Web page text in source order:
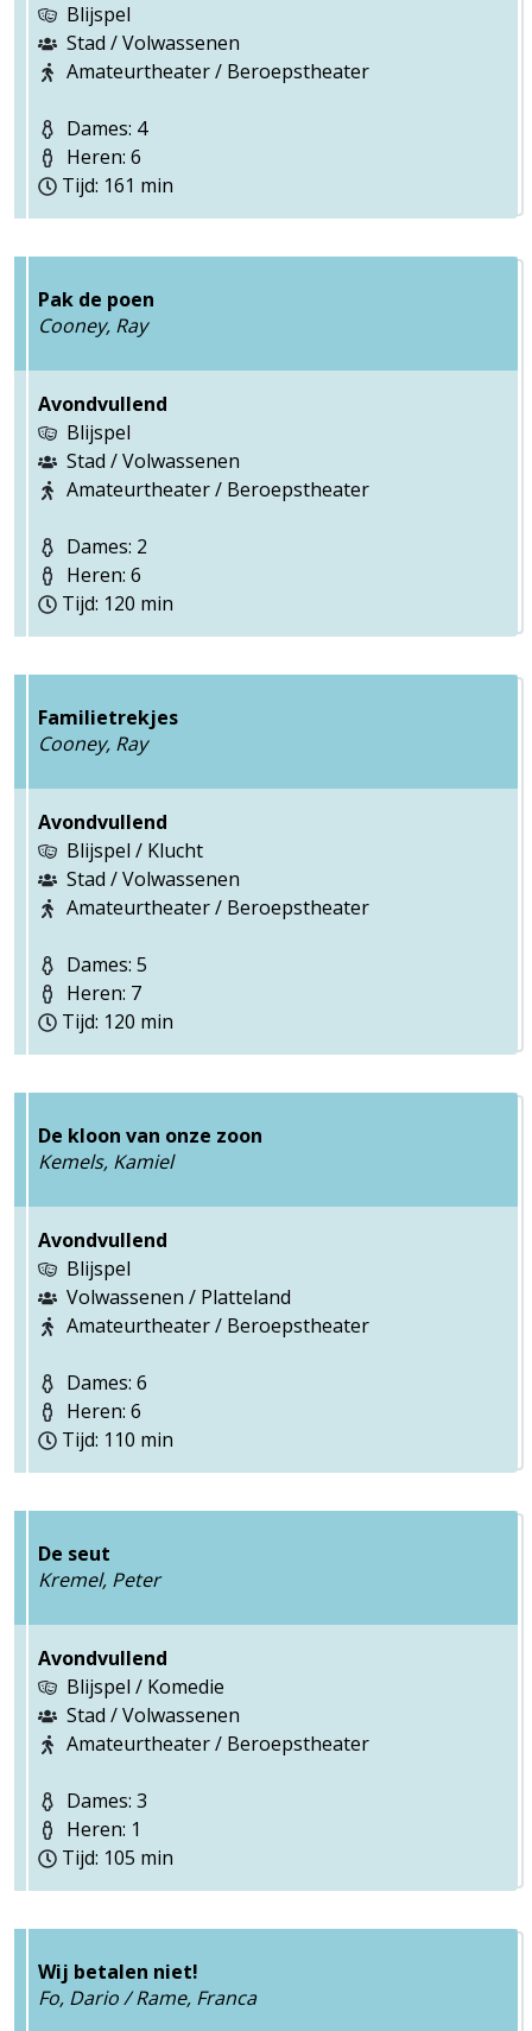
Blijspel
Stad / Volwassenen
Amateurtheater / Beroepstheater
Dames: 4
Heren: 6
Tijd: 161 min
Pak de poen
Cooney, Ray
Avondvullend
Blijspel
Stad / Volwassenen
Amateurtheater / Beroepstheater
Dames: 2
Heren: 6
Tijd: 120 min
Familietrekjes
Cooney, Ray
Avondvullend
Blijspel / Klucht
Stad / Volwassenen
Amateurtheater / Beroepstheater
Dames: 5
Heren: 7
Tijd: 120 min
De kloon van onze zoon
Kemels, Kamiel
Avondvullend
Blijspel
Volwassenen / Platteland
Amateurtheater / Beroepstheater
Dames: 6
Heren: 6
Tijd: 110 min
De seut
Kremel, Peter
Avondvullend
Blijspel / Komedie
Stad / Volwassenen
Amateurtheater / Beroepstheater
Dames: 3
Heren: 1
Tijd: 105 min
Wij betalen niet!
Fo, Dario / Rame, Franca